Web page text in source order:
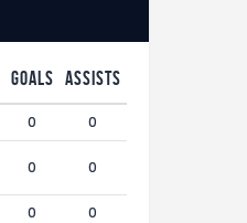
Goals Assists
0
0
0 0
0
0